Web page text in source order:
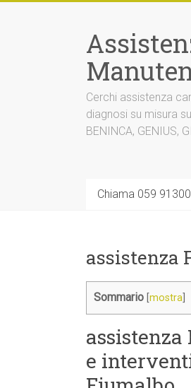
Cerchi assistenza
diagnosi su misura
BENINCA, GENIUS,
Chiama 059
assistenza
Sommario mostra
e